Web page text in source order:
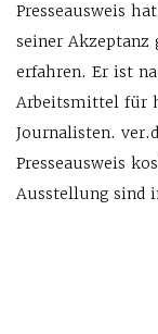
Presseausweis
seiner Akzeptanz
erfahren. Er ist
Arbeitsmittel für
Journalisten.
Presseausweis
Ausstellung sind